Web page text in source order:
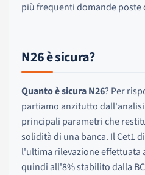
più frequenti domande poste
N26 è sicura?
Quanto è sicura N26? Per
partiamo anzitutto dall'analisi
principali parametri che
solidità di una banca. Il Cet1
l'ultima rilevazione effettuata
quindi all'8% stabilito dalla